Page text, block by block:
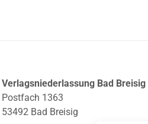
Verlagsniederlassung Bad Breisig
Postfach 1363
53492 Bad Breisig